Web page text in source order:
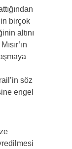
birçok
altını
söz
engel